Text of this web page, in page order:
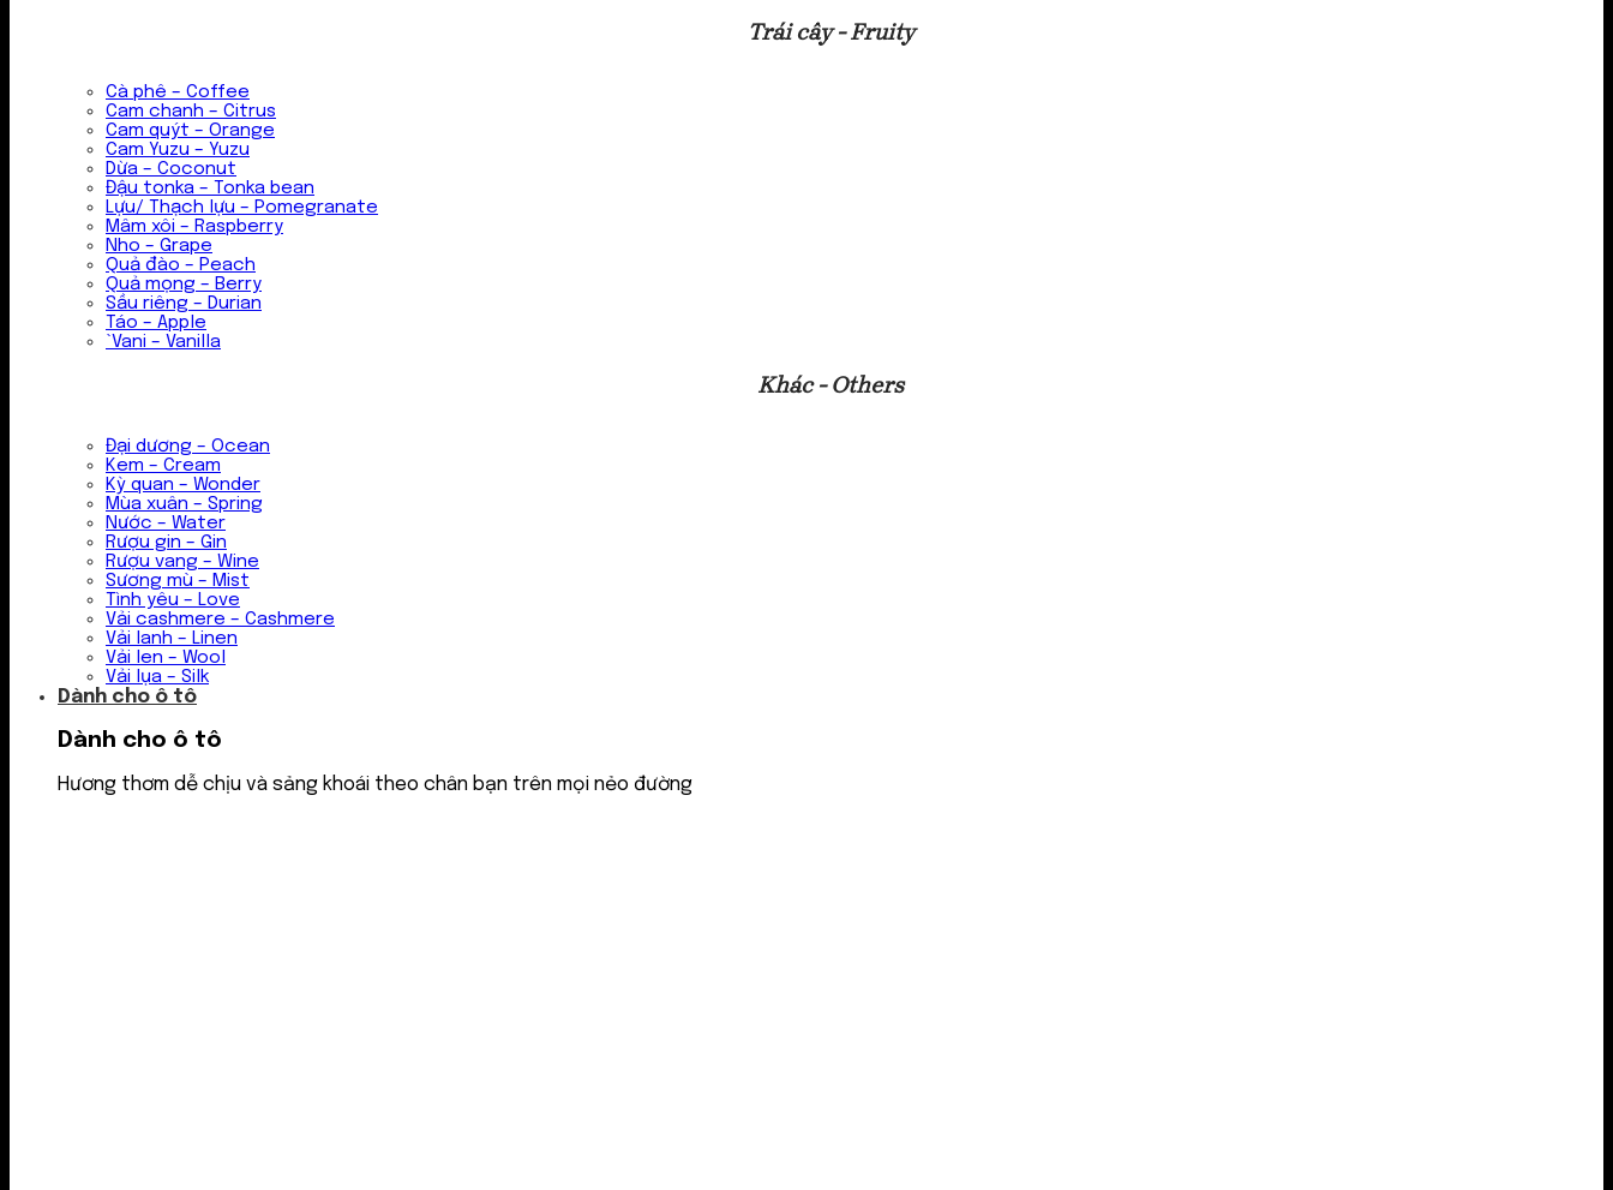
Trái cây - Fruity
Cà phê – Coffee
Cam chanh – Citrus
Cam quýt – Orange
Cam Yuzu – Yuzu
Dừa – Coconut
Đậu tonka – Tonka bean
Lựu/ Thạch lựu – Pomegranate
Mâm xôi – Raspberry
Nho – Grape
Quả đào – Peach
Quả mọng – Berry
Sầu riêng – Durian
Táo – Apple
`Vani – Vanilla
Khác - Others
Đại dương – Ocean
Kem – Cream
Kỳ quan – Wonder
Mùa xuân – Spring
Nước – Water
Rượu gin – Gin
Rượu vang – Wine
Sương mù – Mist
Tình yêu – Love
Vải cashmere – Cashmere
Vải lanh – Linen
Vải len – Wool
Vải lụa – Silk
Dành cho ô tô
Dành cho ô tô
Hương thơm dễ chịu và sảng khoái theo chân bạn trên mọi nẻo đường